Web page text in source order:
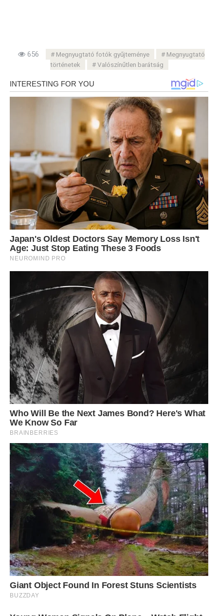
656 Megnyugtató fotók gyűjteménye
Megnyugtató
történetek
Valószínűtlen barátság